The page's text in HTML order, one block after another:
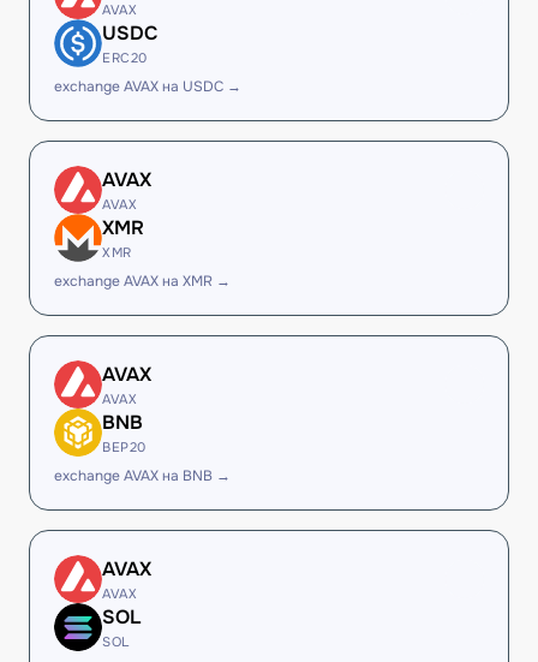
AVAX
USDC
ERC20
exchange AVAX на USDC →
AVAX
AVAX
XMR
XMR
exchange AVAX на XMR →
AVAX
AVAX
BNB
BEP20
exchange AVAX на BNB →
AVAX
AVAX
SOL
SOL